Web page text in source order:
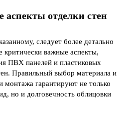
аспекты отделки стен
следует более детально
критически важные аспекты,
ПВХ панелей и пластиковых
Правильный выбор материала и
монтажа гарантируют не только
но и долговечность облицовки